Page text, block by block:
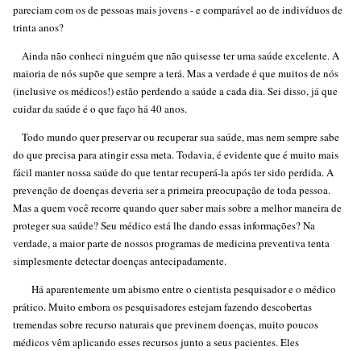
pareciam com os de pessoas mais jovens - e comparável ao de indivíduos de
trinta anos?
Ainda não conheci ninguém que não quisesse ter uma saúde excelente. A
maioria de nós supõe que sempre a terá. Mas a verdade é que muitos de nós
(inclusive os médicos!) estão perdendo a saúde a cada dia. Sei disso, já que
cuidar da saúde é o que faço há 40 anos.
Todo mundo quer preservar ou recuperar sua saúde, mas nem sempre sabe
do que precisa para atingir essa meta. Todavia, é evidente que é muito mais
fácil manter nossa saúde do que tentar recuperá-la após ter sido perdida. A
prevenção de doenças deveria ser a primeira preocupação de toda pessoa.
Mas a quem você recorre quando quer saber mais sobre a melhor maneira de
proteger sua saúde? Seu médico está lhe dando essas informações? Na
verdade, a maior parte de nossos programas de medicina preventiva tenta
simplesmente detectar doenças antecipadamente.
Há aparentemente um abismo entre o cientista pesquisador e o médico
prático. Muito embora os pesquisadores estejam fazendo descobertas
tremendas sobre recurso naturais que previnem doenças, muito poucos
médicos vêm aplicando esses recursos junto a seus pacientes. Eles